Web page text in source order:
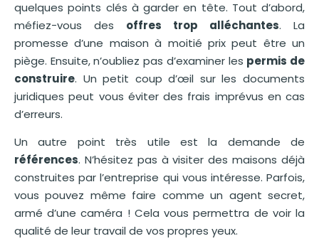
quelques points clés à garder en tête. Tout d’abord,
méfiez-vous des offres trop alléchantes. La
promesse d’une maison à moitié prix peut être un
piège. Ensuite, n’oubliez pas d’examiner les permis de
construire. Un petit coup d’œil sur les documents
juridiques peut vous éviter des frais imprévus en cas
d’erreurs.
Un autre point très utile est la demande de
références. N’hésitez pas à visiter des maisons déjà
construites par l’entreprise qui vous intéresse. Parfois,
vous pouvez même faire comme un agent secret,
armé d’une caméra ! Cela vous permettra de voir la
qualité de leur travail de vos propres yeux.